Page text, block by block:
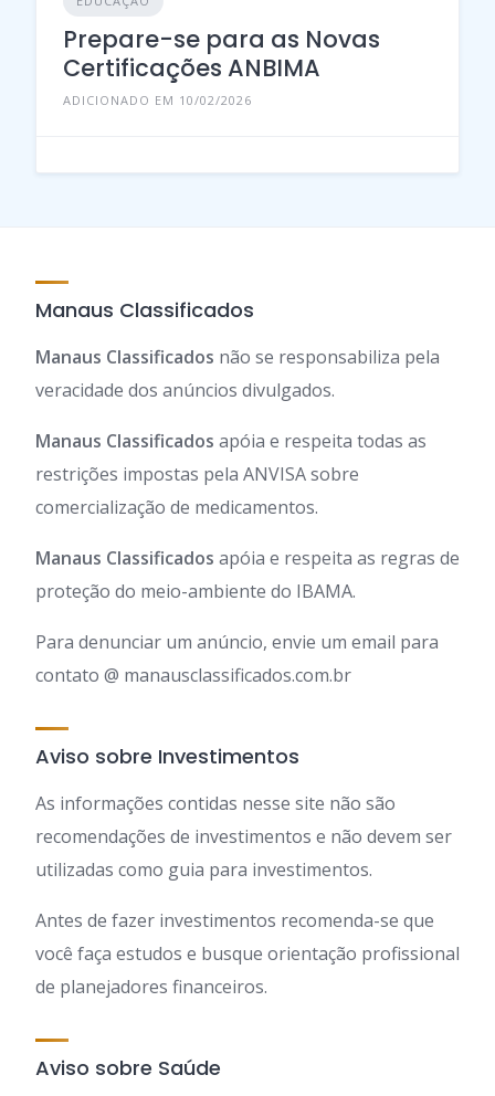
Prepare-se para as Novas
Certificações ANBIMA
ADICIONADO EM 10/02/2026
Manaus Classificados
Manaus Classificados não se responsabiliza pela
veracidade dos anúncios divulgados.
Manaus Classificados apóia e respeita todas as
restrições impostas pela ANVISA sobre
comercialização de medicamentos.
Manaus Classificados apóia e respeita as regras de
proteção do meio-ambiente do IBAMA.
Para denunciar um anúncio, envie um email para
contato @ manausclassificados.com.br
Aviso sobre Investimentos
As informações contidas nesse site não são
recomendações de investimentos e não devem ser
utilizadas como guia para investimentos.
Antes de fazer investimentos recomenda-se que
você faça estudos e busque orientação profissional
de planejadores financeiros.
Aviso sobre Saúde